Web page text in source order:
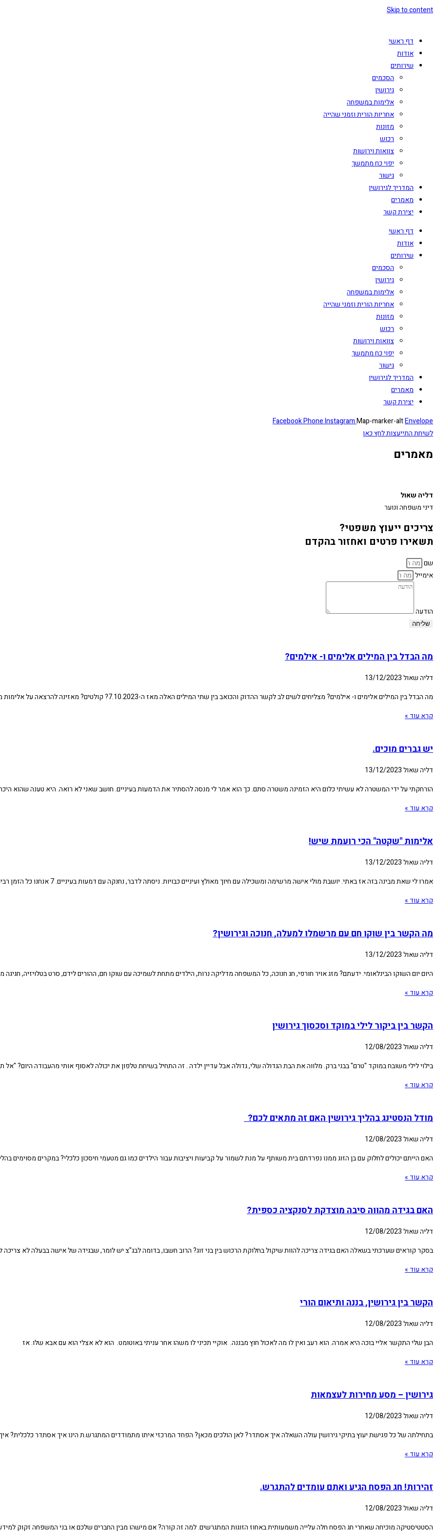
Skip to content
דף ראשי
אודות
שירותים
הסכמים
גירושין
אלימות במשפחה
אחריות הורית וזמני שהייה
מזונות
רכוש
צוואות וירושות
יפוי כח מתמשך
גישור
המדריך לגירושין
מאמרים
יצירת קשר
דף ראשי
אודות
שירותים
הסכמים
גירושין
אלימות במשפחה
אחריות הורית וזמני שהייה
מזונות
רכוש
צוואות וירושות
יפוי כח מתמשך
גישור
המדריך לגירושין
מאמרים
יצירת קשר
FacebookPhoneInstagramMap-marker-altEnvelope
לשיחת התייעצות לחץ כאן
מאמרים
דליה שאול
דיני משפחה ונוער
צריכים ייעוץ משפטי?
תשאירו פרטים ואחזור בהקדם
שם
אימייל
הודעה
שליחה
מה הבדל בין המילים אלימים ו- אילמים?
דליה שאול13/12/2023
מה הבדל בין המילים אלימים ו- אילמים? מצליחים לשים לב לקשר ההדוק והכואב בין שתי המילים האלה מאז ה-7.10.2023? קולטים? מאזינה להרצאה על אלימות מינית במסגרת הכשרת אלימות במשפחה בויצ"ו
קרא עוד »
יש גברים מוכים.
דליה שאול13/12/2023
הורחקתי על ידי המשטרה לא עשיתי כלום היא הזמינה משטרה סתם. כך הוא אמר לי מנסה להסתיר את הדמעות בעיניים. חושב שאני לא רואה. היא טענה שהוא
קרא עוד »
אלימות "שקטה" הכי רועמת שיש!
דליה שאול13/12/2023
אמרו לי שאת מבינה בזה אז באתי. יושבת מולי אישה מרשימה ומשכילה עם חיוך מאולץ ועיניים כבויות. ניסתה לדבר, נחנקה עם דמעות בעיניים. 7 אנחנו כל הזמן רבים. הכל מפריע
קרא עוד »
מה הקשר בין שוקו חם עם מרשמלו למעלה, חנוכה וגירושין?
דליה שאול13/12/2023
היום יום השוקו הבינלאומי. ידעתם? מזג אויר חורפי, חג חנוכה, כל המשפחה מדליקה נרות, הילדים מתחת לשמיכה עם שוקו חם, ההורים לידם, סרט בטלויזיה,
קרא עוד »
הקשר בין ביקור לילי במוקד וסכסוך גירושין
דליה שאול12/08/2023
בילוי לילי משובח במוקד "טרם" בבני ברק. מלווה את הבת הגדולה שלי, גדולה אבל עדיין ילדה . זה התחיל בשיחת טלפון את יכולה לאסוף אותי מהעבודה היום? "אל
קרא עוד »
מודל הנסטינג בהליך גירושין האם זה מתאים לכם?
דליה שאול12/08/2023
האם הייתם יכולים לחלוק עם בן הזוג ממנו נפרדתם בית משותף על מנת לשמור על קביעות ויציבות עבור הילדים כמו גם מטעמי חיסכון כלכלי? במקרים מסוימים
קרא עוד »
האם בגידה מהווה סיבה מוצדקת לסנקציה כספית?
דליה שאול12/08/2023
בסקר קוראים שערכתי בשאלה האם בגידה צריכה להוות שיקול בחלוקת הרכוש בין בני זוג? הרוב חשבו, בדומה לבג"צ יש לומר, שבגידה של אישה בבעלה לא צריכה
קרא עוד »
הקשר בין גירושין, בננה ותיאום הורי
דליה שאול12/08/2023
הבן שלי התקשר אליי בוכה היא אמרה. הוא רעב ואין לו מה לאכול חוץ מבננה. אוקיי תכיני לו משהו אחר עניתי באוטומט. הוא לא אצלי הוא עם אבא שלו. אז
קרא עוד »
גירושין – מסע מחירות לעצמאות
דליה שאול12/08/2023
בתחילתה של כל פגישת יעוץ בתיקי גירושין עולה השאלה איך אסתדר? לאן הולכים מכאן? הפחד המרכזי איתו מתמודדים המתגרש.ת הינו איך אסתדר כלכלית?
קרא עוד »
זהירות! חג הפסח הגיע ואתם עומדים להתגרש.
דליה שאול12/08/2023
הסטטיסטיקה מוכיחה שאחרי חג הפסח חלה עלייה משמעותית באחוז הזוגות המתגרשים. למה זה קורה? אם מישהו מבין החברים שלכם או בני המשפחה זקוק